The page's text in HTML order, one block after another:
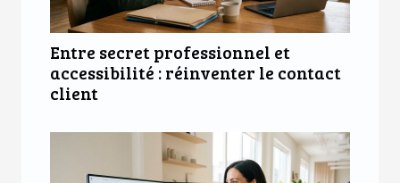
Entre secret professionnel et
accessibilité : réinventer le contact
client